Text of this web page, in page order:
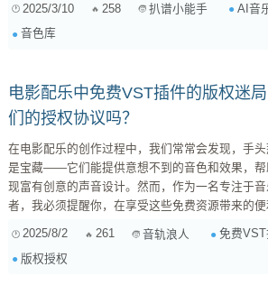
就可能踩“雷”，甚至惹上官司。今天我就来跟大家
些容易被忽视的版权“雷区”。 一、 音色库的版权迷雾 很多AI音乐生成工
2025/3/10 258 扒谱小能手 AI音
音色库
电影配乐中免费VST插件的版权迷
们的授权协议吗？
在电影配乐的创作过程中，我们常常会发现，手
是宝藏——它们能提供意想不到的音色和效果，帮
现富有创意的声音设计。然而，作为一名专注于
者，我必须提醒你，在享受这些免费资源带来的
这个词，在软件领域往往带有迷惑性。许多人会
下载的插件，那就可以随意用于任何项目，包括
2025/8/2 261 音轨浪人 免费
版权授权